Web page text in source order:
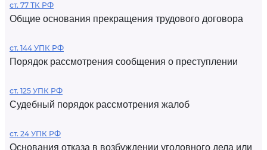
ст. 77 ТК РФ
Общие основания прекращения трудового договора
ст. 144 УПК РФ
Порядок рассмотрения сообщения о преступлении
ст. 125 УПК РФ
Судебный порядок рассмотрения жалоб
ст. 24 УПК РФ
Основания отказа в возбуждении уголовного дела или